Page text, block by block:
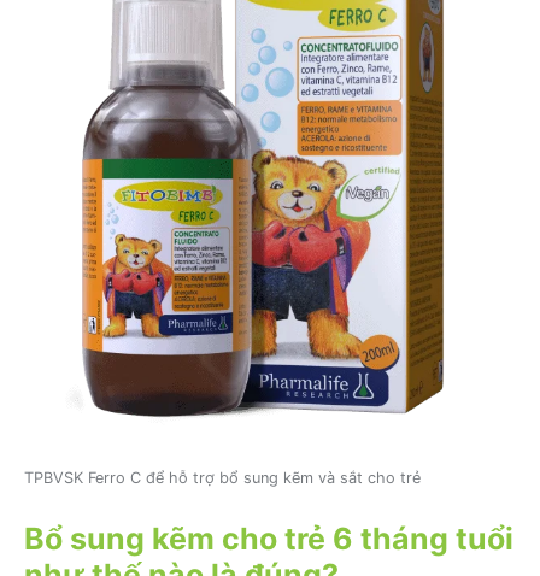
TPBVSK Ferro C để hỗ trợ bổ sung kẽm và sắt cho trẻ
Bổ sung kẽm cho trẻ 6 tháng tuổi